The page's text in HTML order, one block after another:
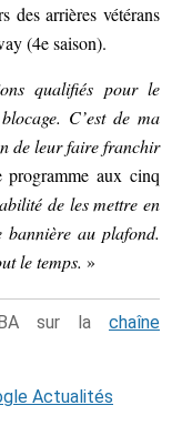
des arrières vétérans
(4e saison).
qualifiés pour le
C’est de ma
de leur faire franchir
aux cinq
de les mettre en
au plafond.
le temps. »
sur la chaîne
Actualités